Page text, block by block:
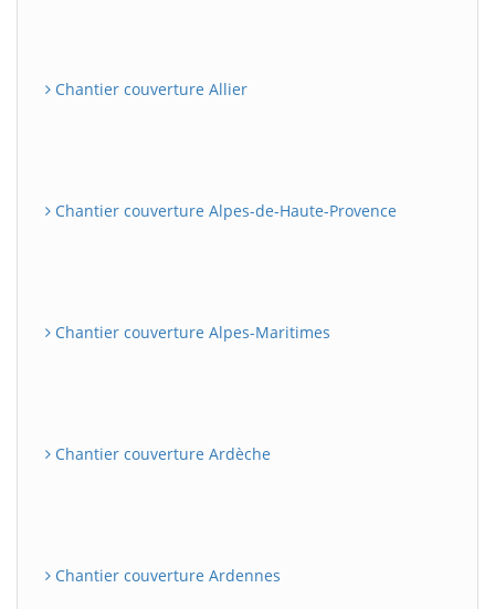
Chantier couverture Allier
Chantier couverture Alpes-de-Haute-Provence
Chantier couverture Alpes-Maritimes
Chantier couverture Ardèche
Chantier couverture Ardennes